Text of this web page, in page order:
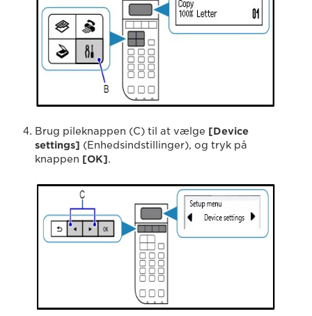
Brug pileknappen (C) til at vælge [Device
settings] (Enhedsindstillinger), og tryk på
knappen [OK].